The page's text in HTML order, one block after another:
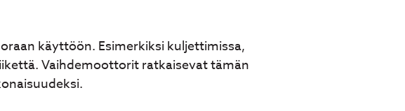
käyttöön. Esimerkiksi kuljettimissa,
Vaihdemoottorit ratkaisevat tämän